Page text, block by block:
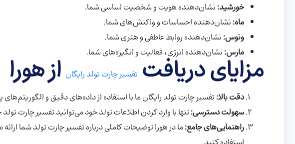
خورشید:نشان‌دهنده هویت و شخصیت اساسی شما.
ماه:نشان‌دهنده احساسات و واکنش‌های شما.
ونوس:نشان‌دهنده روابط عاطفی و هنری شما.
مارس:نشان‌دهنده انرژی، فعالیت و انگیزه‌های شما.
مزایای دریافت تفسیر چارت تولد رایگان از هورا
دقت بالا:تفسیر چارت تولد رایگان ما با استفاده از داده‌های دقیق و
سهولت دسترسی:تنها با وارد کردن اطلاعات تولد خود می‌توانید تفسیر چارت
راهنمایی‌های جامع:ما در هورا توضیحات کاملی درباره تفسیر چارت تولد شما